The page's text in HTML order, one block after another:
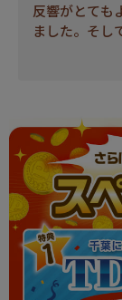
反響がとても
ました。そし